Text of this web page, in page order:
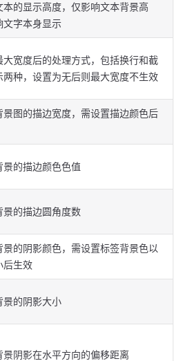
本的显示高度，仅影响文本背景高
文字本身显示
大宽度后的处理方式，包括换行和截
两种，设置为无后则最大宽度不生效
景图的描边宽度，需设置描边颜色后
景的描边颜色色值
景的描边圆角度数
景的阴影颜色，需设置标签背景色以
后生效
景的阴影大小
景阴影在水平方向的偏移距离